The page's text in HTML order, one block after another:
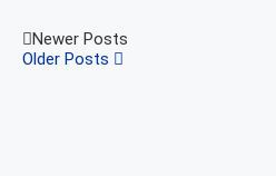
Newer Posts
Older Posts